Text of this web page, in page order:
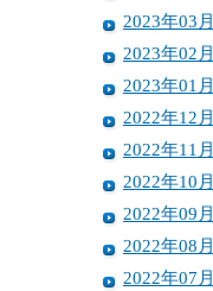
2023年03月
2023年02月
2023年01月
2022年12月
2022年11月
2022年10月
2022年09月
2022年08月
2022年07月